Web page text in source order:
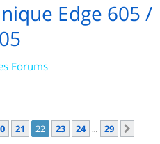
Edge 605 /
Forums
21 22 23 24 … 29